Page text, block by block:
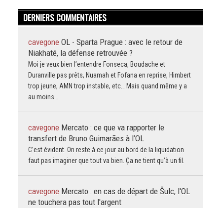
DERNIERS COMMENTAIRES
cavegone OL - Sparta Prague : avec le retour de
Niakhaté, la défense retrouvée ?
Moi je veux bien l’entendre Fonseca, Boudache et
Duranville pas prêts, Nuamah et Fofana en reprise, Himbert
trop jeune, AMN trop instable, etc… Mais quand même y a
au moins…
cavegone Mercato : ce que va rapporter le
transfert de Bruno Guimarães à l’OL
C’est évident. On reste à ce jour au bord de la liquidation
faut pas imaginer que tout va bien. Ça ne tient qu’à un fil.
cavegone Mercato : en cas de départ de Šulc, l'OL
ne touchera pas tout l'argent